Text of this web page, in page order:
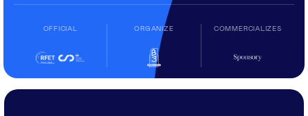
OFFICIAL ORGANIZE COMMERCIALIZES